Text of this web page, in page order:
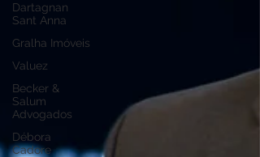
Dartagnan
Sant Anna
Gralha Imóveis
Valuez
Becker &
Salum
Advogados
Débora
Cadore